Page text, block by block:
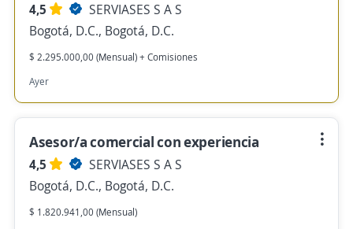
4,5
SERVIASES S A S
Bogotá, D.C., Bogotá, D.C.
$ 2.295.000,00 (Mensual) + Comisiones
Ayer
Asesor/a comercial con experiencia
4,5
SERVIASES S A S
Bogotá, D.C., Bogotá, D.C.
$ 1.820.941,00 (Mensual)